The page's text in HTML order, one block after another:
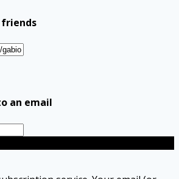
an email